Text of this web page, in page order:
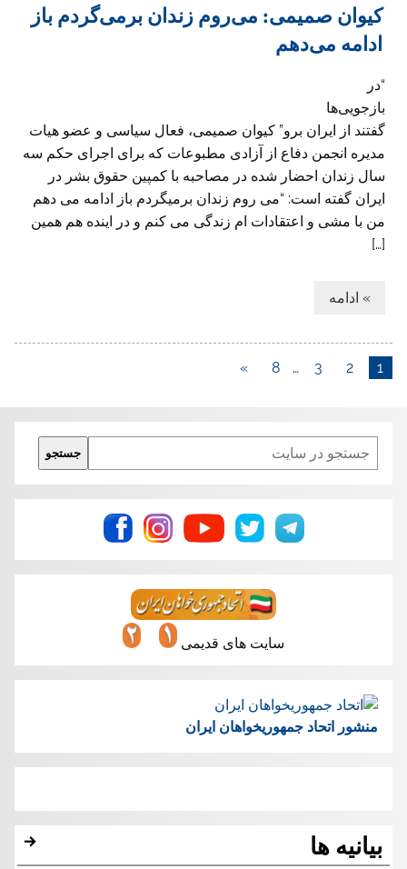
کیوان صمیمی: می‌روم زندان برمی‌گردم باز
ادامه می‌دهم
“در
بازجویی‌ها
گفتند از ایران برو” کیوان صمیمی، فعال سیاسی و عضو هیات
مدیره انجمن دفاع از آزادی مطبوعات که برای اجرای حکم سه
سال زندان احضار شده در مصاحبه با کمپین حقوق بشر در
ایران گفته است: “می روم زندان برمیگردم باز ادامه می دهم
من با مشی و اعتقادات ام زندگی می کنم و در اینده هم همین
[…]
» ادامه
1
2
3
…
8
»
Search
جستجو
سایت های قدیمی
منشور اتحاد جمهوریخواهان ایران
بیانیه ها